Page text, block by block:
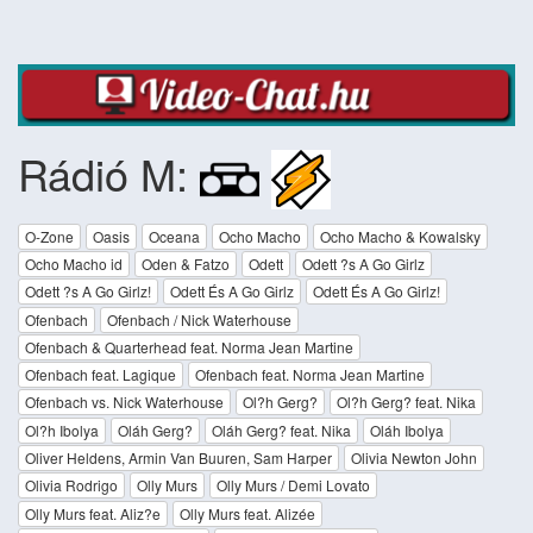
Rádió M:
O-Zone Oasis Oceana Ocho Macho
Ocho Macho & Kowalsky
Ocho Macho id
Oden & Fatzo Odett
Odett ?s A Go Girlz
Odett ?s A Go Girlz!
Odett És A Go Girlz
Odett És A Go Girlz!
Ofenbach
Ofenbach / Nick Waterhouse
Ofenbach & Quarterhead feat. Norma Jean Martine
Ofenbach feat. Lagique
Ofenbach feat. Norma Jean Martine
Ofenbach vs. Nick Waterhouse
Ol?h Gerg?
Ol?h Gerg? feat. Nika
Ol?h Ibolya
Oláh Gerg? Oláh Gerg? feat. Nika
Oláh Ibolya
Oliver Heldens, Armin Van Buuren, Sam Harper
Olivia Newton John
Olivia Rodrigo
Olly Murs
Olly Murs / Demi Lovato
Olly Murs feat. Aliz?e
Olly Murs feat. Alizée